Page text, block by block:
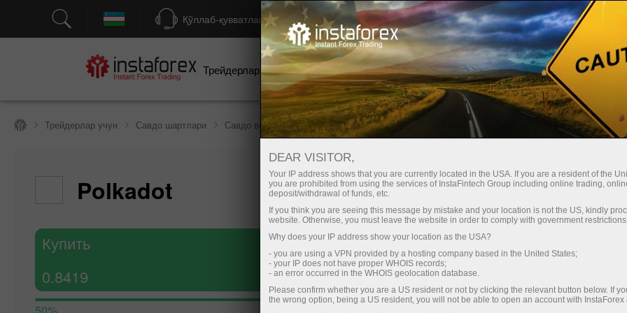
Қўллаб-қувватлаш Ҳисоб-варағини тез очиш Савдо платформаси
Трейдерлар учун
Энди иш
бошлаётганлар
учун
Инвесторлар учун Ҳамкорлар учун
Трейдерлар учун Савдо шартлари Савдо воситалари POLKADOT
Polkadot 0.8419 (%)
06 Aug 2026 07:29
Купить
0.8419
DEAR VISITOR,
Your IP address shows that you are currently located in the USA. If you are a resident of the
you are prohibited from using the services of InstaFintech Group including online trading,
deposit/withdrawal of funds, etc.
If you think you are seeing this message by mistake and your location is not the US, kindly
website. Otherwise, you must leave the website in order to comply with government
Why does your IP address show your location as the USA?
- you are using a VPN provided by a hosting company based in the United States;
- your IP does not have proper WHOIS records;
- an error occurred in the WHOIS geolocation database.
Please confirm whether you are a US resident or not by clicking the relevant button below. If
the wrong option, being a US resident, you will not be able to open an account with InstaForex